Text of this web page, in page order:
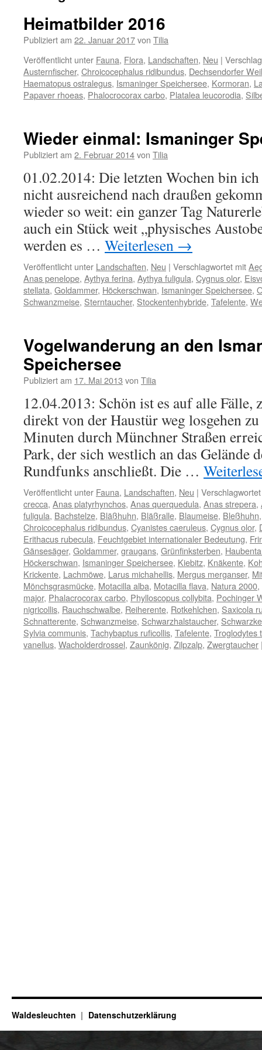
Heimatbilder 2016
Publiziert am 22. Januar 2017von Tilia
Veröffentlicht unter Fauna, Flora, Landschaften, Neu |
Austernfischer, Chroicocephalus ridibundus, Dechsendorfer
Haematopus ostralegus, Ismaninger Speichersee, Kormoran,
Papaver rhoeas, Phalocrocorax carbo, Platalea leucorodia,
Wieder einmal: Ismaninger
Publiziert am 2. Februar 2014von Tilia
01.02.2014: Die letzten Wochen bin
nicht ausreichend nach draußen
wieder so weit: ein ganzer Tag
auch ein Stück weit „physisches
werden es … Weiterlesen →
Veröffentlicht unter Landschaften, Neu | Verschlagwortet mit
Anas penelope, Aythya ferina, Aythya fuligula, Cygnus olor,
stellata, Goldammer, Höckerschwan, Ismaninger Speichersee,
Schwanzmeise, Sterntaucher, Stockentenhybride, Tafelente,
Vogelwanderung an den
Speichersee
Publiziert am 17. Mai 2013 von Tilia
12.04.2013: Schön ist es auf alle Fälle,
direkt von der Haustür weg losgehen
Minuten durch Münchner Straßen
Park, der sich westlich an das Gelände
Rundfunks anschließt. Die …
Veröffentlicht unter Fauna, Landschaften, Neu |
crecca, Anas platyrhynchos, Anas querquedula, Anas strepera,
fuligula, Bachstelze, Bläßhuhn, Bläßralle, Blaumeise, Bleßhuhn
Chroicocephalus ridibundus, Cyanistes caeruleus, Cygnus olor,
Erithacus rubecula, Feuchtgebiet internationaler Bedeutung,
Gänsesäger, Goldammer, graugans, Grünfinksterben,
Höckerschwan, Ismaninger Speichersee, Kiebitz, Knäkente,
Krickente, Lachmöwe, Larus michahellis, Mergus merganser,
Mönchsgrasmücke, Motacilla alba, Motacilla flava, Natura 2000,
major, Phalacrocorax carbo, Phylloscopus collybita, Pochinger
nigricollis, Rauchschwalbe, Reiherente, Rotkehlchen, Saxicola
Schnatterente, Schwanzmeise, Schwarzhalstaucher,
Sylvia communis, Tachybaptus ruficollis, Tafelente, Troglodytes
vanellus, Wacholderdrossel, Zaunkönig, Zilpzalp, Zwergtaucher
Waldesleuchten Datenschutzerklärung